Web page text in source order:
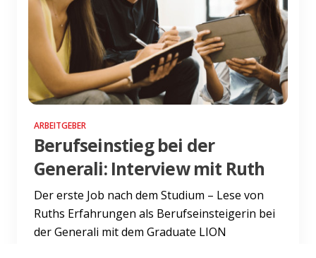
ARBEITGEBER
Berufseinstieg bei der
Generali: Interview mit Ruth
Der erste Job nach dem Studium – Lese von
Ruths Erfahrungen als Berufseinsteigerin bei
der Generali mit dem Graduate LION